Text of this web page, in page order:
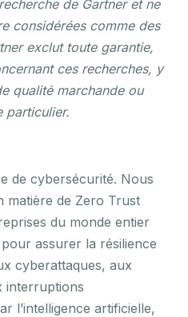
de Gartner et ne
considérées comme des
exclut toute garantie,
ces recherches, y
qualité marchande ou
particulier.
de cybersécurité. Nous
matière de Zero Trust
du monde entier
assurer la résilience
cyberattaques, aux
interruptions
l’intelligence artificielle,